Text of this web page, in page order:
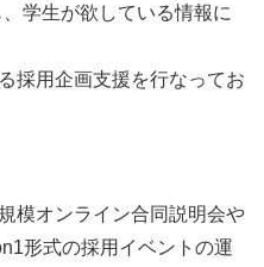
学生が欲している情報に
採用企画支援を行なってお
模オンライン合同説明会や
形式の採用イベントの運